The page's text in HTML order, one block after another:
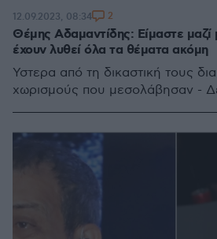
Θέμης Αδαμαντίδης: Είμαστε
έχουν λυθεί όλα τα θέματα ακόμη
Ύστερα από τη δικαστική τους
χωρισμούς που μεσολάβησαν -
12.09.2023, 08:34 2